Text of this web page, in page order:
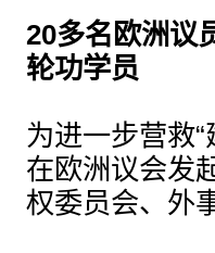
20多名欧洲议
轮功学员
为进一步营救
在欧洲议会发
权委员会、外